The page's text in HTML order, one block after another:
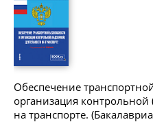
Обеспечение
организация контрольной
на транспорте.